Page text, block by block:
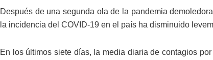
Después de una segunda ola de la pandemia
la incidencia del COVID-19 en el país ha disminuido
En los últimos siete días, la media diaria de contagios